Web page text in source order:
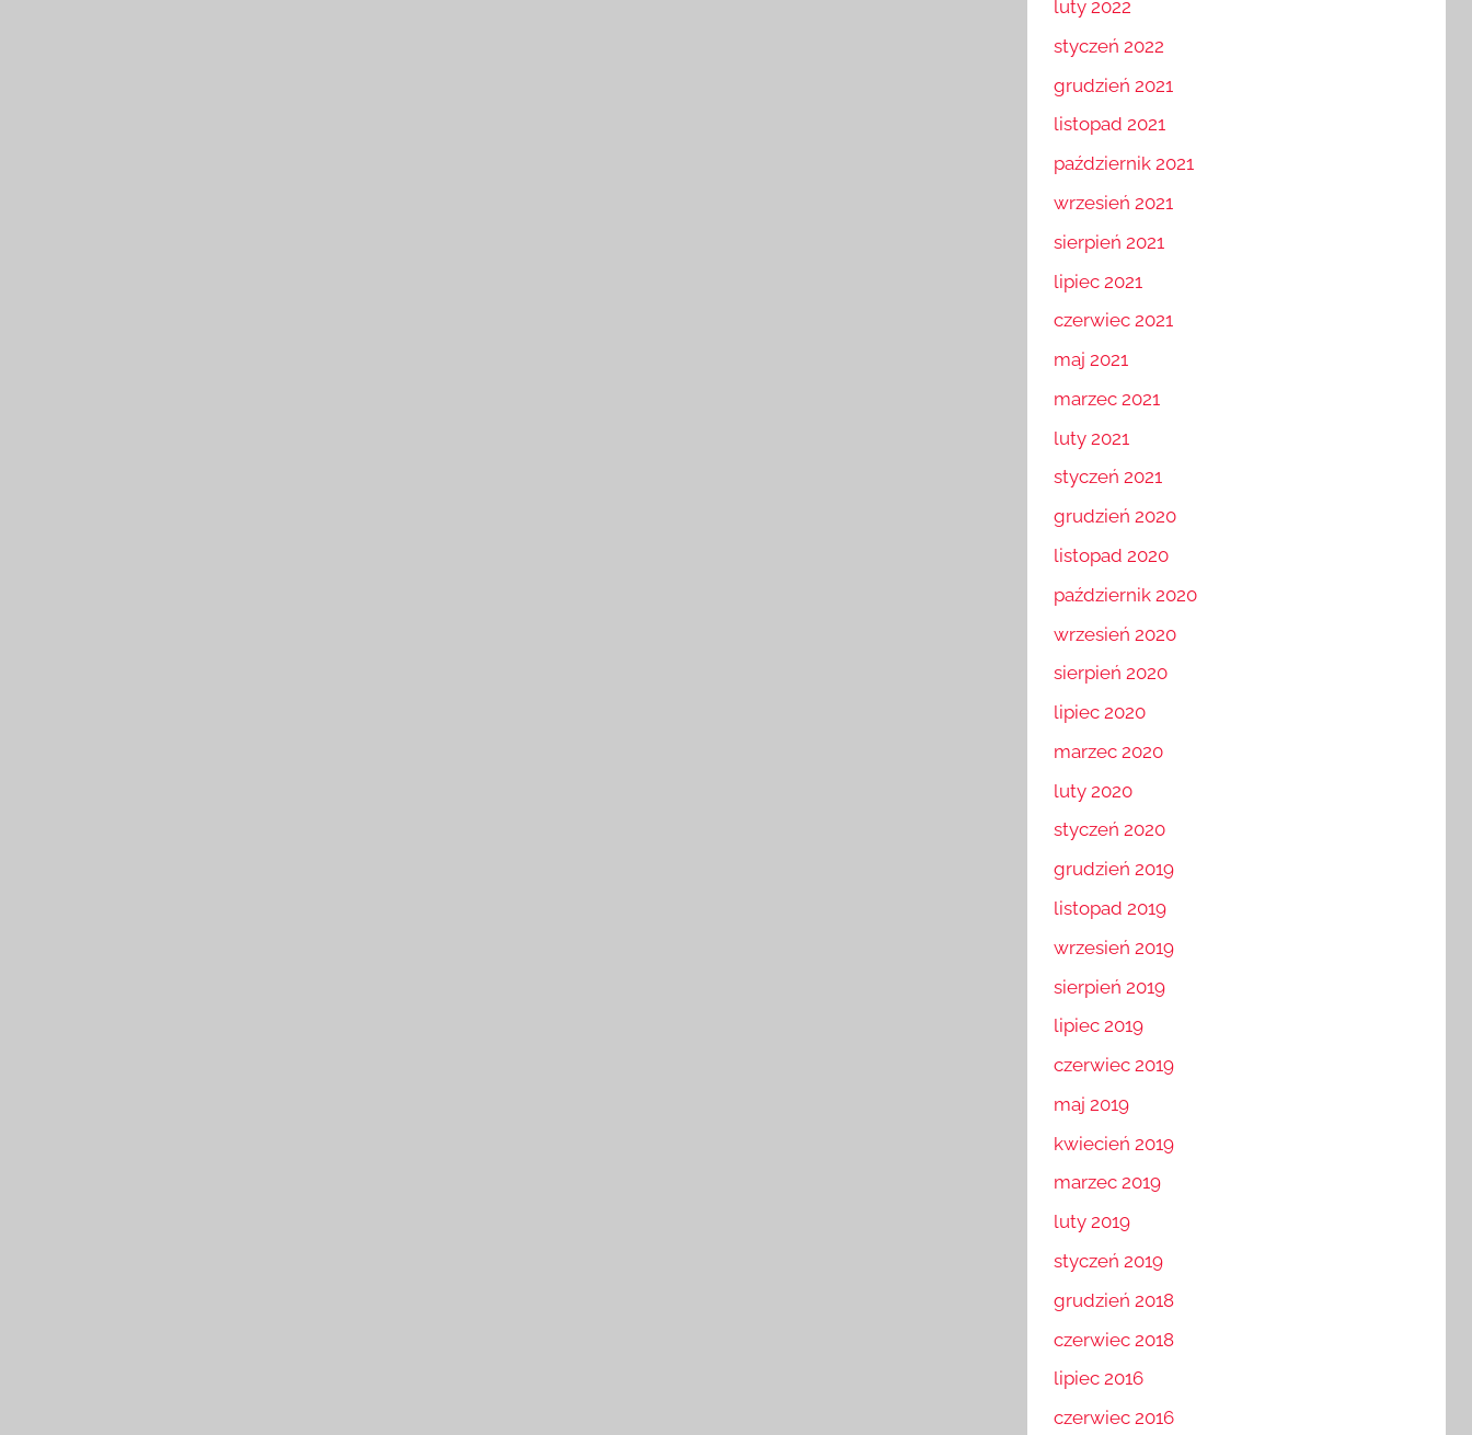
luty 2022
styczeń 2022
grudzień 2021
listopad 2021
październik 2021
wrzesień 2021
sierpień 2021
lipiec 2021
czerwiec 2021
maj 2021
marzec 2021
luty 2021
styczeń 2021
grudzień 2020
listopad 2020
październik 2020
wrzesień 2020
sierpień 2020
lipiec 2020
marzec 2020
luty 2020
styczeń 2020
grudzień 2019
listopad 2019
wrzesień 2019
sierpień 2019
lipiec 2019
czerwiec 2019
maj 2019
kwiecień 2019
marzec 2019
luty 2019
styczeń 2019
grudzień 2018
czerwiec 2018
lipiec 2016
czerwiec 2016